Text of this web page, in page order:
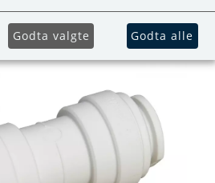
Godta valgte Godta alle